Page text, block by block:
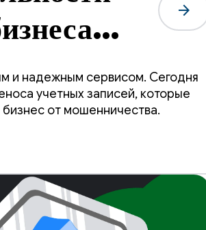
arrow_forward
и надежным сервисом. Сегодня
учетных записей, которые
от мошенничества.